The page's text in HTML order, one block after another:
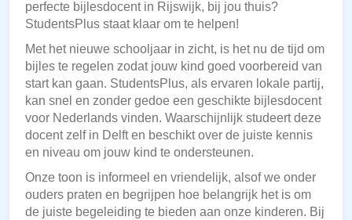
perfecte bijlesdocent in Rijswijk, bij jou thuis?
StudentsPlus staat klaar om te helpen!
Met het nieuwe schooljaar in zicht, is het nu de tijd om
bijles te regelen zodat jouw kind goed voorbereid van
start kan gaan. StudentsPlus, als ervaren lokale partij,
kan snel en zonder gedoe een geschikte bijlesdocent
voor Nederlands vinden. Waarschijnlijk studeert deze
docent zelf in Delft en beschikt over de juiste kennis
en niveau om jouw kind te ondersteunen.
Onze toon is informeel en vriendelijk, alsof we onder
ouders praten en begrijpen hoe belangrijk het is om
de juiste begeleiding te bieden aan onze kinderen. Bij